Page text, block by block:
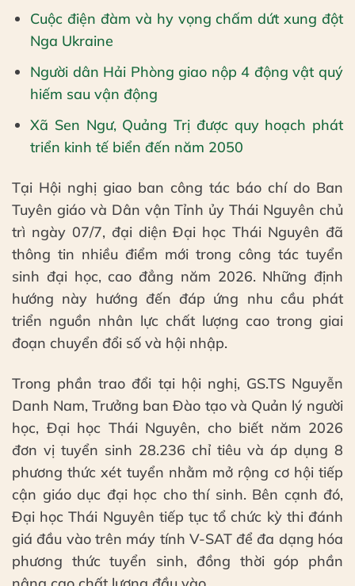
Cuộc điện đàm và hy vọng chấm dứt xung đột
Nga Ukraine
Người dân Hải Phòng giao nộp 4 động vật quý
hiếm sau vận động
Xã Sen Ngư, Quảng Trị được quy hoạch phát
triển kinh tế biển đến năm 2050
Tại Hội nghị giao ban công tác báo chí do Ban
Tuyên giáo và Dân vận Tỉnh ủy Thái Nguyên chủ
trì ngày 07/7, đại diện Đại học Thái Nguyên đã
thông tin nhiều điểm mới trong công tác tuyển
sinh đại học, cao đẳng năm 2026. Những định
hướng này hướng đến đáp ứng nhu cầu phát
triển nguồn nhân lực chất lượng cao trong giai
đoạn chuyển đổi số và hội nhập.
Trong phần trao đổi tại hội nghị, GS.TS Nguyễn
Danh Nam, Trưởng ban Đào tạo và Quản lý người
học, Đại học Thái Nguyên, cho biết năm 2026
đơn vị tuyển sinh 28.236 chỉ tiêu và áp dụng 8
phương thức xét tuyển nhằm mở rộng cơ hội tiếp
cận giáo dục đại học cho thí sinh. Bên cạnh đó,
Đại học Thái Nguyên tiếp tục tổ chức kỳ thi đánh
giá đầu vào trên máy tính V-SAT để đa dạng hóa
phương thức tuyển sinh, đồng thời góp phần